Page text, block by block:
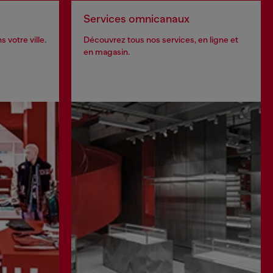
votre ville.
Services omnicanaux
Découvrez tous nos services, en ligne et
en magasin.